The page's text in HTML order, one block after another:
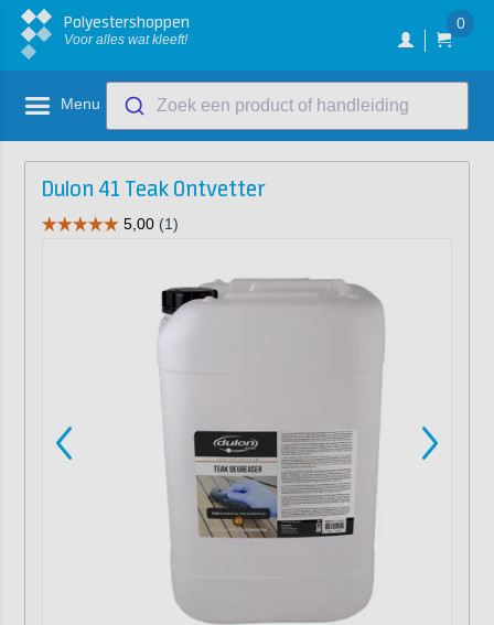
Polyestershoppen
Voor alles wat kleeft!
0
Menu Zoek een product of handleiding
Dulon 41 Teak Ontvetter